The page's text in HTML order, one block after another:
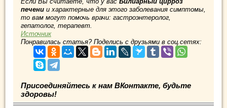
печени и характерные для этого заболевания симптомы,
то вам могут помочь врачи: гастроэнтеролог,
гепатолог, терапевт.
Источник
Понравилась статья? Поделись с друзьями в соц.сетях:
Присоединяйтесь к нам ВКонтакте, будьте
здоровы!